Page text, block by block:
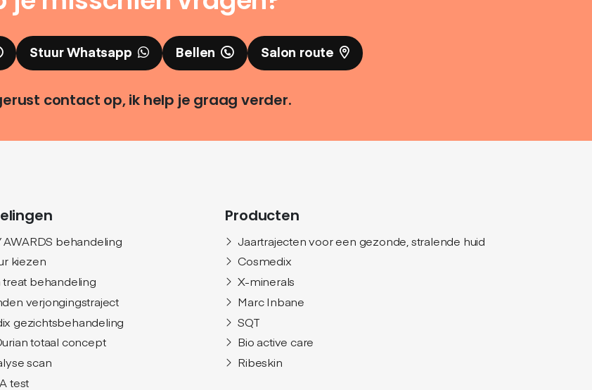
Stuur Whatsapp Bellen Salon route
contact op, ik help je graag verder.
AWARDS behandeling
kiezen
treat behandeling
verjongingstraject
gezichtsbehandeling
totaal concept
scan
test
Producten
Jaartrajecten voor een gezonde, stralende huid
Cosmedix
X-minerals
Marc Inbane
SQT
Bio active care
Ribeskin